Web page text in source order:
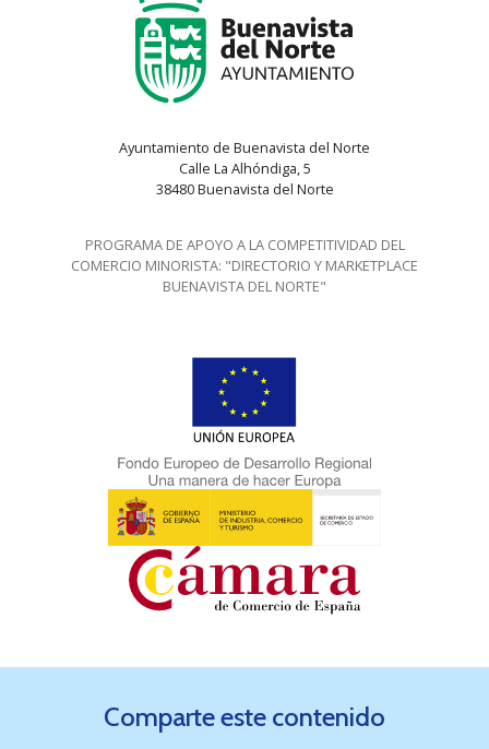
Ayuntamiento de Buenavista del Norte
Calle La Alhóndiga, 5
38480 Buenavista del Norte
PROGRAMA DE APOYO A LA COMPETITIVIDAD DEL
COMERCIO MINORISTA: "DIRECTORIO Y MARKETPLACE
BUENAVISTA DEL NORTE"
Comparte este contenido